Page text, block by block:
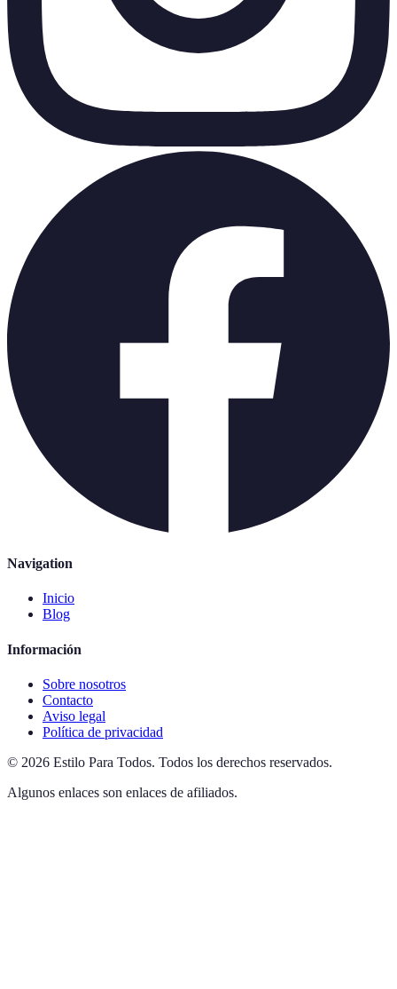
Navigation
Inicio
Blog
Información
Sobre nosotros
Contacto
Aviso legal
Política de privacidad
© 2026 Estilo Para Todos. Todos los derechos reservados.
Algunos enlaces son enlaces de afiliados.